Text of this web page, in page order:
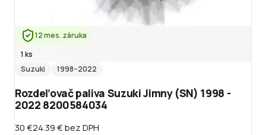
12 mes. záruka
1 ks
Suzuki
1998–2022
Rozdeľovač paliva Suzuki Jimny (SN) 1998 -
2022 8200584034
30 €24.39 €bez DPH